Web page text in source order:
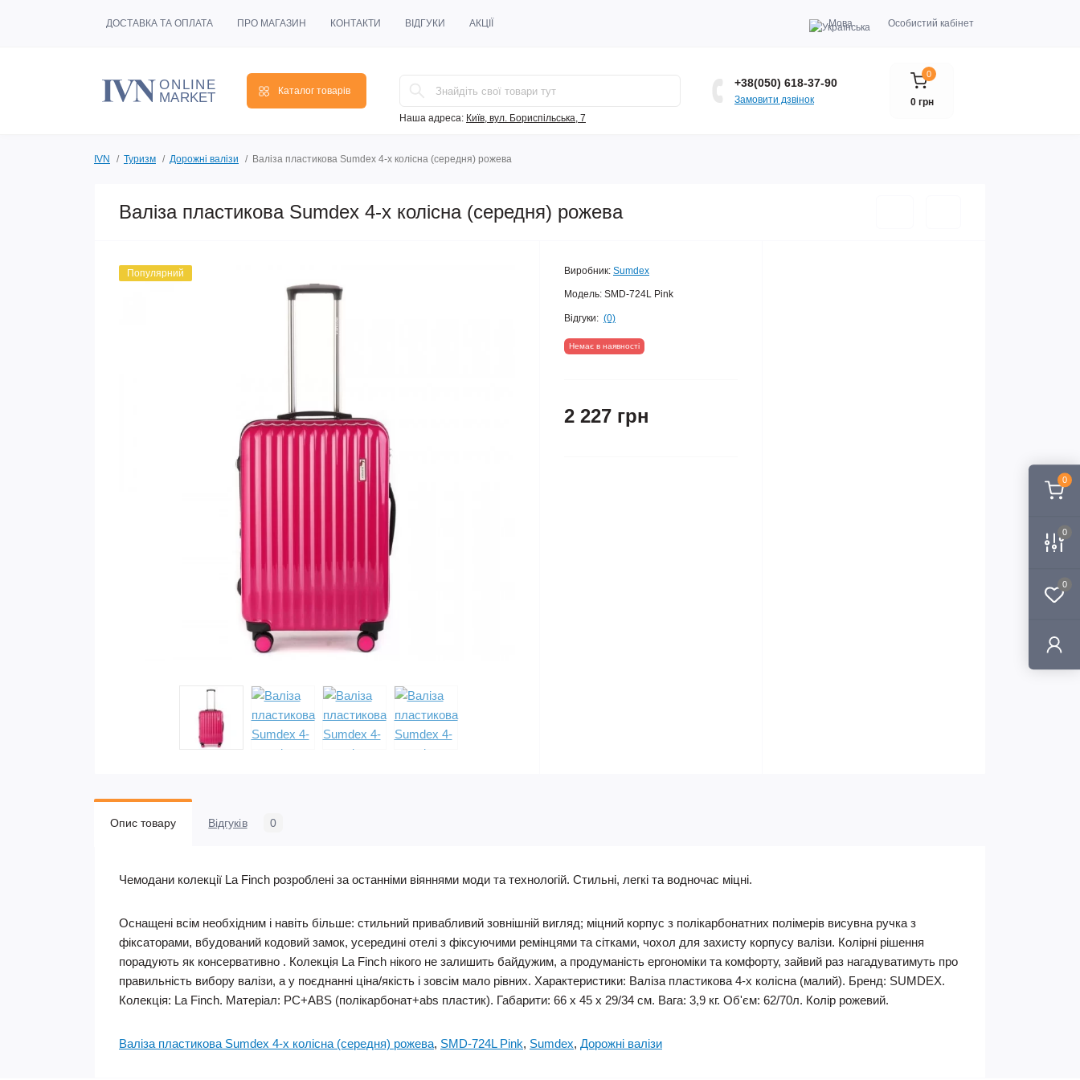
0
0
0
ДОСТАВКА ТА ОПЛАТА ПРО МАГАЗИН КОНТАКТИ ВІДГУКИ АКЦІЇ Мова Особистий кабінет
Каталог товарів
Наша адреса: Київ, вул. Бориспільська, 7
+38(050) 618-37-90
Замовити дзвінок
0
0 грн
IVN Туризм Дорожні валізи Валіза пластикова Sumdex 4-х колісна (середня) рожева
Валіза пластикова Sumdex 4-х колісна (середня) рожева
Популярний Виробник: Sumdex
Модель: SMD-724L Pink
Відгуки: (0)
Немає в наявності
2 227 грн
Опис товару Відгуків 0
Чемодани колекції La Finch розроблені за останніми віяннями моди та технологій. Стильні, легкі та водночас міцні.
Оснащені всім необхідним і навіть більше: стильний привабливий зовнішній вигляд; міцний корпус з полікарбонатних полімерів висувна ручка з
фіксаторами, вбудований кодовий замок, усередині отелі з фіксуючими ремінцями та сітками, чохол для захисту корпусу валізи. Колірні рішення
порадують як консервативно . Колекція La Finch нікого не залишить байдужим, а продуманість ергономіки та комфорту, зайвий раз нагадуватимуть про
правильність вибору валізи, а у поєднанні ціна/якість і зовсім мало рівних. Характеристики: Валіза пластикова 4-х колісна (малий). Бренд: SUMDEX.
Колекція: La Finch. Матеріал: PC+ABS (полікарбонат+abs пластик). Габарити: 66 x 45 x 29/34 см. Вага: 3,9 кг. Об'єм: 62/70л. Колір рожевий.
Валіза пластикова Sumdex 4-х колісна (середня) рожева, SMD-724L Pink, Sumdex, Дорожні валізи